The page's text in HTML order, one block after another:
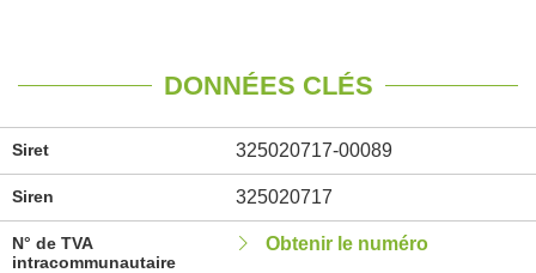
DONNÉES CLÉS
Siret 325020717-00089
Siren 325020717
N° de TVA
intracommunautaire
Obtenir le numéro